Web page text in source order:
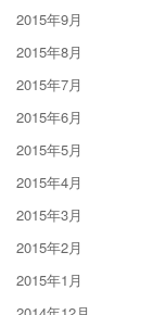
2015年9月
2015年8月
2015年7月
2015年6月
2015年5月
2015年4月
2015年3月
2015年2月
2015年1月